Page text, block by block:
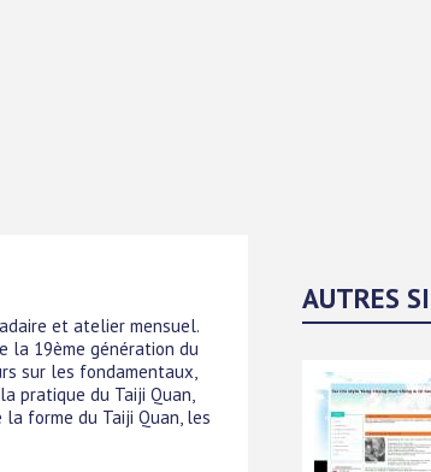
et atelier mensuel.
la 19ème génération du
sur les fondamentaux,
pratique du Taiji Quan,
forme du Taiji Quan, les
AUTRES